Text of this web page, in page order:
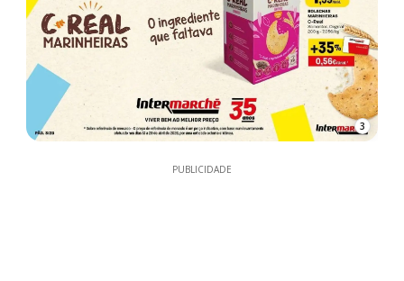
3
PUBLICIDADE